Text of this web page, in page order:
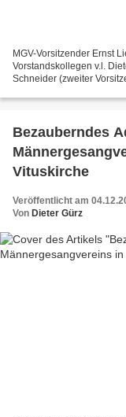
MGV-Vorsitzender Ernst
Vorstandskollegen v.l.
Schneider (zweiter
Bezauberndes
Vituskirche
Veröffentlicht am
Von Dieter Gürz